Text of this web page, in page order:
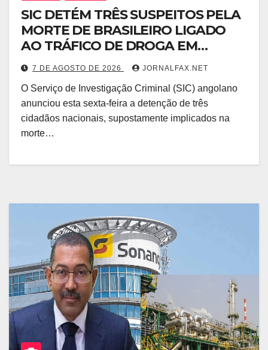
SIC DETÉM TRÊS SUSPEITOS PELA
MORTE DE BRASILEIRO LIGADO
AO TRÁFICO DE DROGA EM
LUANDA
7 DE AGOSTO DE 2026 JORNALFAX.NET
O Serviço de Investigação Criminal (SIC) angolano
anunciou esta sexta-feira a detenção de três
cidadãos nacionais, supostamente implicados na
morte…